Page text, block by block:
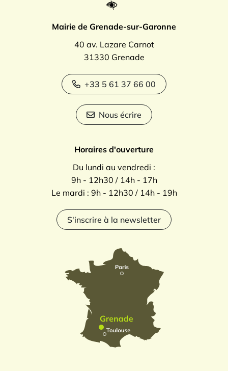
Mairie de Grenade-sur-Garonne
40 av. Lazare Carnot
31330 Grenade
+33 5 61 37 66 00
Nous écrire
Horaires d'ouverture
Du lundi au vendredi :
9h - 12h30 / 14h - 17h
Le mardi : 9h - 12h30 / 14h - 19h
S'inscrire à la newsletter